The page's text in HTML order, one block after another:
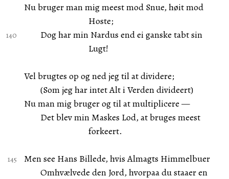
Nu bruger man mig meest mod Snue, høit mod
Hoste;
Dog har min Nardus end ei ganske tabt sin
Lugt!
Vel brugtes op og ned jeg til at dividere;
(Som jeg har intet Alt i Verden divideert)
Nu man mig bruger og til at multiplicere —
Det blev min Maskes Lod, at bruges meest
forkeert.
Men see Hans Billede, hvis Almagts Himmelbuer
Omhvælvede den Jord, hvorpaa du staaer en